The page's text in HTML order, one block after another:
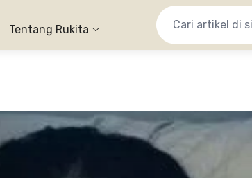
Tentang Rukita